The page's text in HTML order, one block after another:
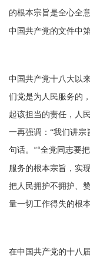
的根本宗旨是全心全
中国共产党的文件中
中国共产党十八大以
们党是为人民服务的
起该担当的责任，人
一再强调： “我们讲宗
句话。 ”“全党同志要
服务的根本宗旨，实
把人民拥护不拥护、
量一切工作得失的根
在中国共产党的十八